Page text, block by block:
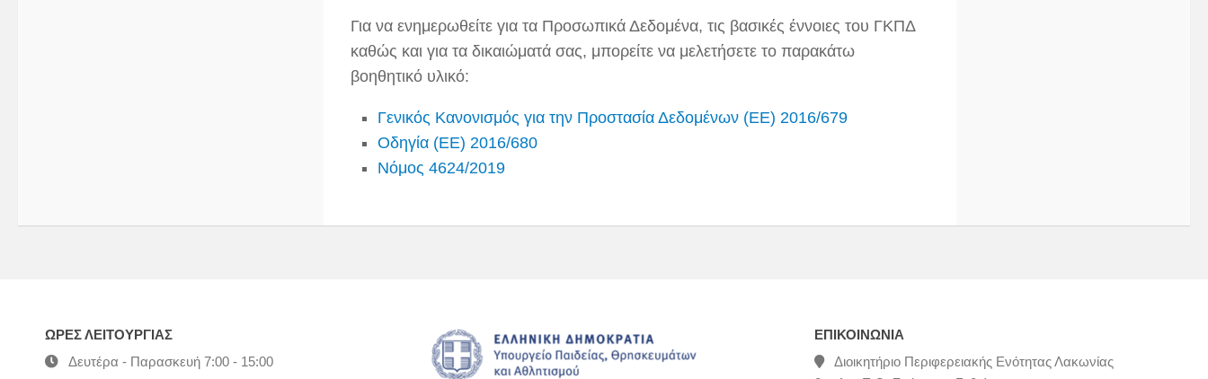
Για να ενημερωθείτε για τα Προσωπικά Δεδομένα, τις βασικές έννοιες του ΓΚΠΔ
καθώς και για τα δικαιώματά σας, μπορείτε να μελετήσετε το παρακάτω
βοηθητικό υλικό:
Γενικός Κανονισμός για την Προστασία Δεδομένων (ΕΕ) 2016/679
Οδηγία (ΕΕ) 2016/680
Νόμος 4624/2019
ΩΡΕΣ ΛΕΙΤΟΥΡΓΙΑΣ
Δευτέρα - Παρασκευή 7:00 - 15:00
ΕΠΙΚΟΙΝΩΝΊΑ
Διοικητήριο Περιφερειακής Ενότητας Λακωνίας